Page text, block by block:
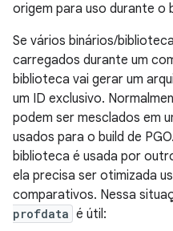
origem para uso durante o
Se vários binários/
carregados durante um
biblioteca vai gerar um
um ID exclusivo.
podem ser mesclados em
usados para o build de
biblioteca é usada por
ela precisa ser otimizada
comparativos. Nessa
profdata é útil: